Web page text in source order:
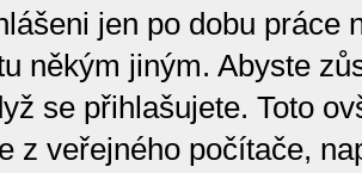
jen po dobu práce
někým jiným. Abyste
se přihlašujete. Toto
z veřejného počítače,